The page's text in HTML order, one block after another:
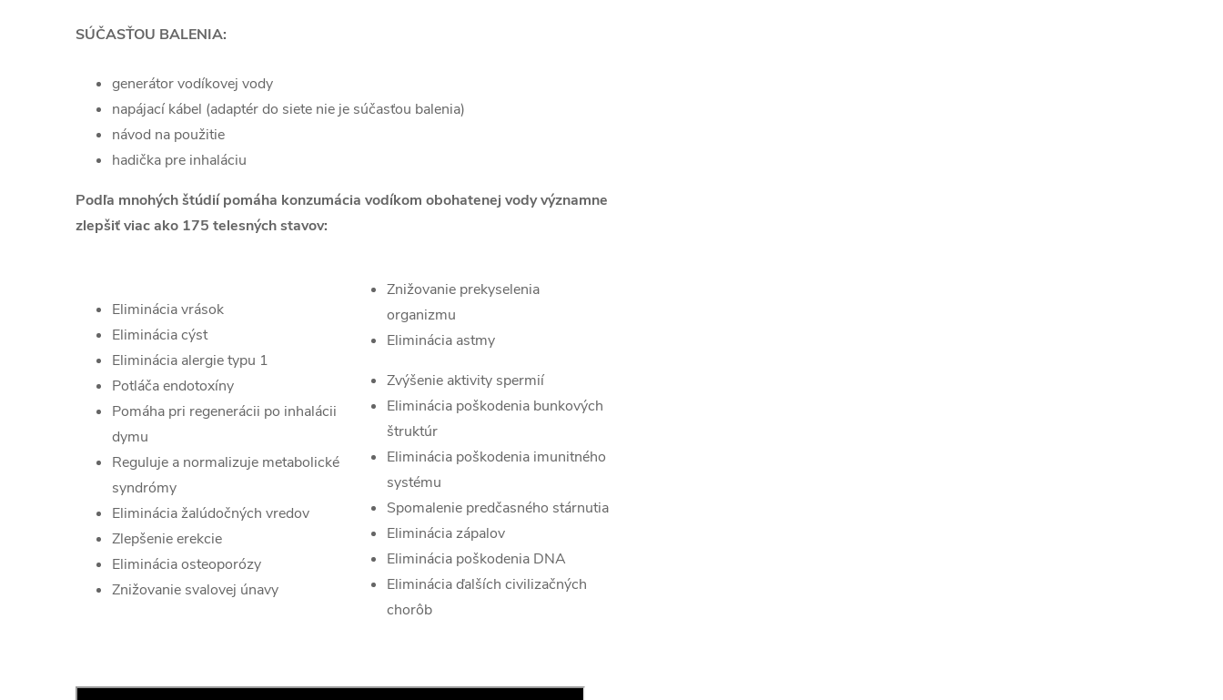
SÚČASŤOU BALENIA:
generátor vodíkovej vody
napájací kábel (adaptér do siete nie je súčasťou balenia)
návod na použitie
hadička pre inhaláciu
Podľa mnohých štúdií pomáha konzumácia vodíkom obohatenej vody významne
zlepšiť viac ako 175 telesných stavov:
Eliminácia vrások
Eliminácia cýst
Eliminácia alergie typu 1
Potláča endotoxíny
Pomáha pri regenerácii po inhalácii
dymu
Reguluje a normalizuje metabolické
syndrómy
Eliminácia žalúdočných vredov
Zlepšenie erekcie
Eliminácia osteoporózy
Znižovanie svalovej únavy
Znižovanie prekyselenia
organizmu
Eliminácia astmy
Zvýšenie aktivity spermií
Eliminácia poškodenia bunkových
štruktúr
Eliminácia poškodenia imunitného
systému
Spomalenie predčasného stárnutia
Eliminácia zápalov
Eliminácia poškodenia DNA
Eliminácia ďalších civilizačných
chorôb